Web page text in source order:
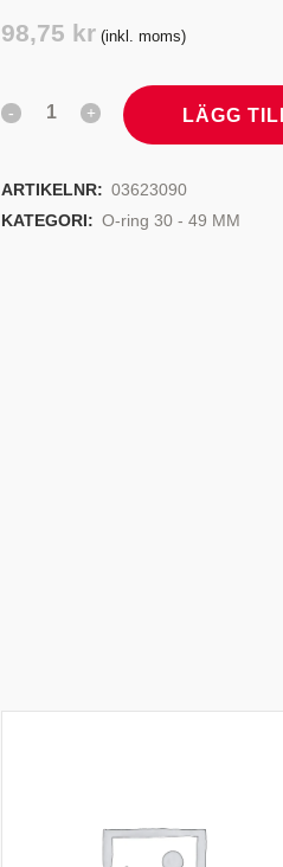
98,75 kr (inkl. moms)
LÄGG
ARTIKELNR: 03623090
KATEGORI: O-ring 30 - 49 MM